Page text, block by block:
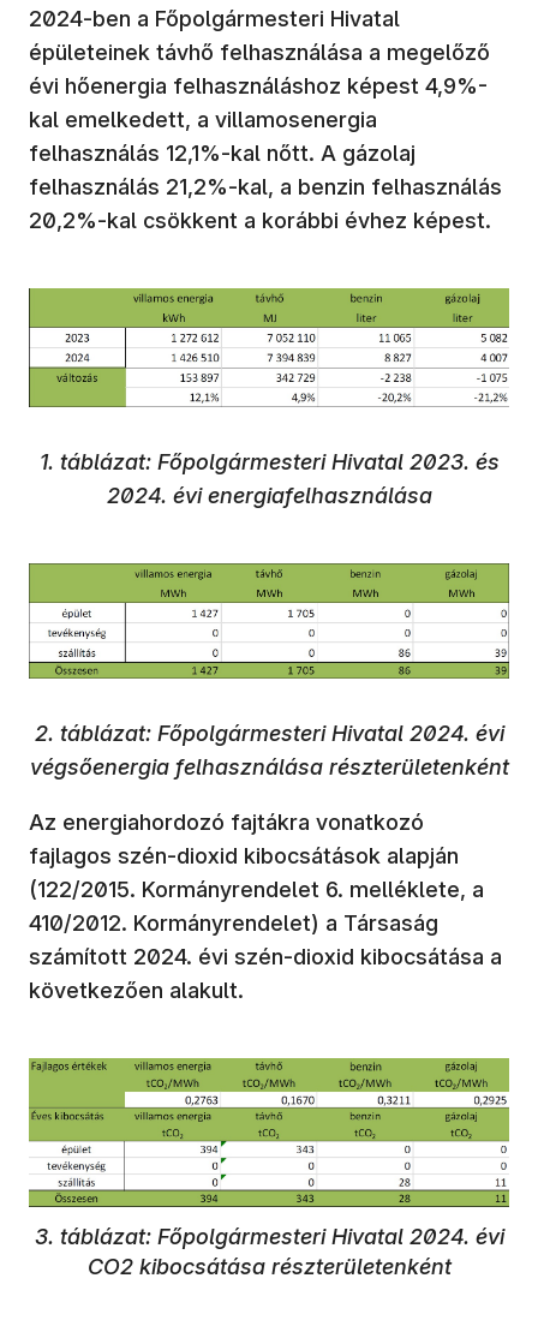
2024-ben a Főpolgármesteri Hivatal
épületeinek távhő felhasználása a megelőző
évi hőenergia felhasználáshoz képest 4,9%-
kal emelkedett, a villamosenergia
felhasználás 12,1%-kal nőtt. A gázolaj
felhasználás 21,2%-kal, a benzin felhasználás
20,2%-kal csökkent a korábbi évhez képest.
1. táblázat: Főpolgármesteri Hivatal 2023. és
2024. évi energiafelhasználása
2. táblázat: Főpolgármesteri Hivatal 2024. évi
végsőenergia felhasználása részterületenként
Az energiahordozó fajtákra vonatkozó
fajlagos szén-dioxid kibocsátások alapján
(122/2015. Kormányrendelet 6. melléklete, a
410/2012. Kormányrendelet) a Társaság
számított 2024. évi szén-dioxid kibocsátása a
következően alakult.
3. táblázat: Főpolgármesteri Hivatal 2024. évi
CO2 kibocsátása részterületenként